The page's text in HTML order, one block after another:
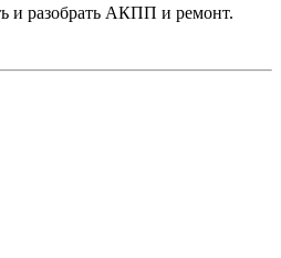
и разобрать АКПП и ремонт.